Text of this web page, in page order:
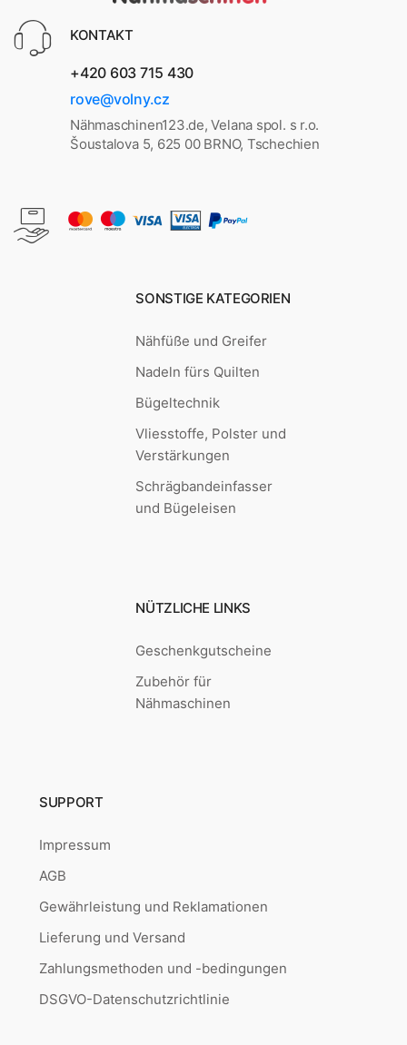
KONTAKT
+420 603 715 430
rove@volny.cz
Nähmaschinen123.de, Velana spol. s r.o.
Šoustalova 5, 625 00 BRNO, Tschechien
SONSTIGE KATEGORIEN
Nähfüße und Greifer
Nadeln fürs Quilten
Bügeltechnik
Vliesstoffe, Polster und
Verstärkungen
Schrägbandeinfasser
und Bügeleisen
NÜTZLICHE LINKS
Geschenkgutscheine
Zubehör für
Nähmaschinen
SUPPORT
Impressum
AGB
Gewährleistung und Reklamationen
Lieferung und Versand
Zahlungsmethoden und -bedingungen
DSGVO-Datenschutzrichtlinie